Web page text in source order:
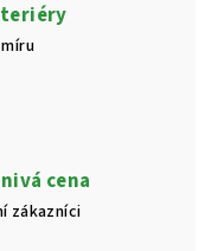
cena
zákazníci